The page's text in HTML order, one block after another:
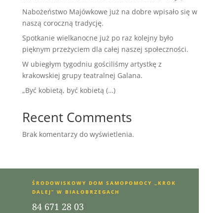
Nabożeństwo Majówkowe już na dobre wpisało się w
naszą coroczną tradycję.
Spotkanie wielkanocne już po raz kolejny było
pięknym przeżyciem dla całej naszej społeczności.
W ubiegłym tygodniu gościliśmy artystkę z
krakowskiej grupy teatralnej Galana.
„Być kobietą, być kobietą (…)
Recent Comments
Brak komentarzy do wyświetlenia.
ŚRODOWISKOWY DOM SAMOPOMOCY „KROK
DALEJ” W BIAŁOBRZEGACH
84 671 28 03